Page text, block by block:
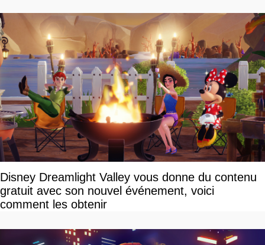
Disney Dreamlight Valley vous donne du contenu
gratuit avec son nouvel événement, voici
comment les obtenir